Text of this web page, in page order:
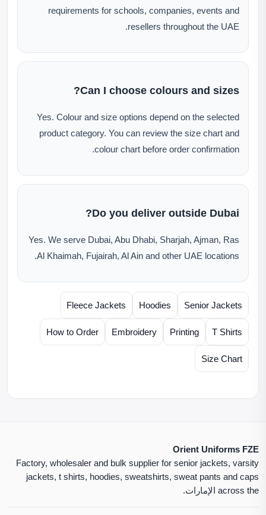
requirements for schools, companies, events and
resellers throughout the UAE.
Can I choose colours and sizes?
Yes. Colour and size options depend on the selected
product category. You can review the size chart and
colour chart before order confirmation.
Do you deliver outside Dubai?
Yes. We serve Dubai, Abu Dhabi, Sharjah, Ajman, Ras
Al Khaimah, Fujairah, Al Ain and other UAE locations.
Senior Jackets
Hoodies
Fleece Jackets
T Shirts
Printing
Embroidery
How to Order
Size Chart
Orient Uniforms FZE
Factory, wholesaler and bulk supplier for senior jackets, varsity
jackets, t shirts, hoodies, sweatshirts, sweat pants and caps
across the الإمارات.